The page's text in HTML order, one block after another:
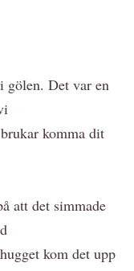
gölen. Det var en
komma dit
att det simmade
kom det upp